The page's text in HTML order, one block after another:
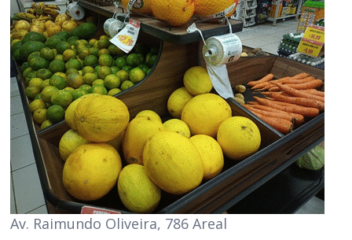
Av. Raimundo Oliveira, 786 Areal